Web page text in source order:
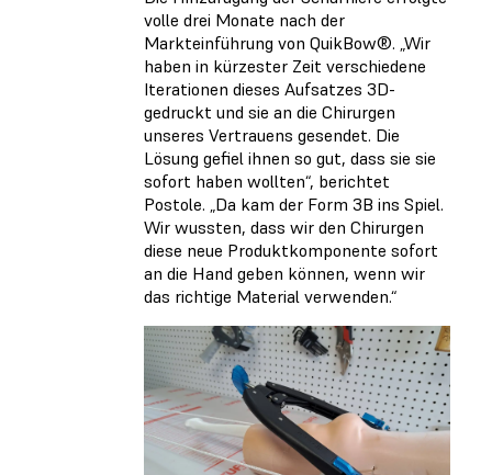
volle drei Monate nach der
Markteinführung von QuikBow®. „Wir
haben in kürzester Zeit verschiedene
Iterationen dieses Aufsatzes 3D-
gedruckt und sie an die Chirurgen
unseres Vertrauens gesendet. Die
Lösung gefiel ihnen so gut, dass sie sie
sofort haben wollten“, berichtet
Postole. „Da kam der Form 3B ins Spiel.
Wir wussten, dass wir den Chirurgen
diese neue Produktkomponente sofort
an die Hand geben können, wenn wir
das richtige Material verwenden.“